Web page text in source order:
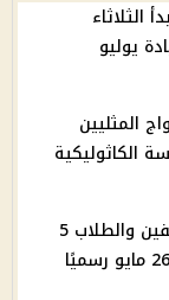
شهر مايو 2026 يبدأ الثلاثاء
يوليو
المثليين
الكاثوليكية
إجازة عيد الأضحى 2026 للموظفين والطلاب 5